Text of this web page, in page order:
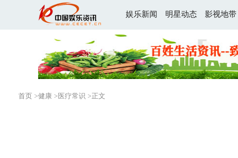
娱乐新闻 明星动态 影视地带
首页 >健康 > 医疗常识 >正文